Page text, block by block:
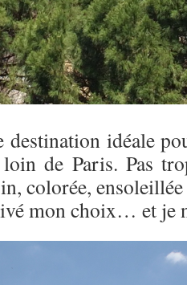
destination idéale
de Paris. Pas
colorée,
mon choix… et je